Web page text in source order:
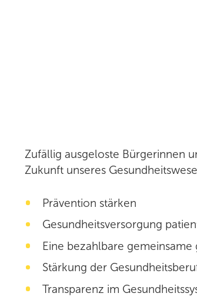
Zufällig ausgeloste Bürgerinnen
Zukunft unseres
Prävention stärken
Gesundheitsversorgung
Eine bezahlbare
Stärkung der
Transparenz im